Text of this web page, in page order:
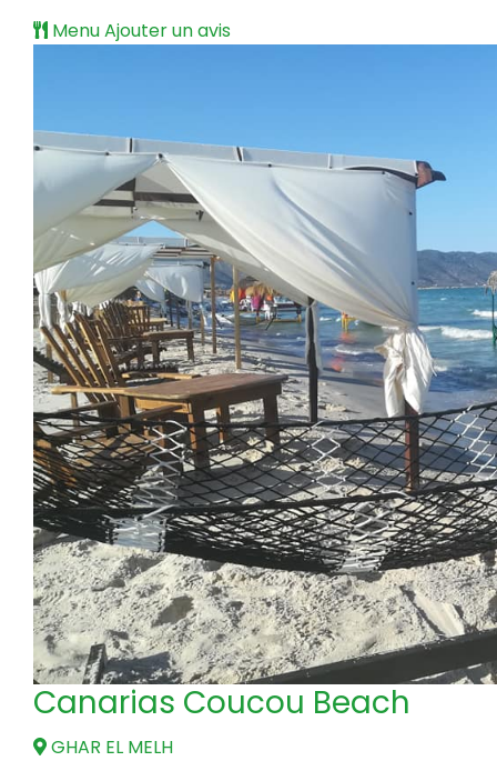
MenuAjouter un avis
Canarias Coucou Beach
GHAR EL MELH